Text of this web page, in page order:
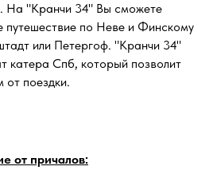
На "Кранчи 34" Вы сможете
путешествие по Неве и Финскому
или Петергоф. "Кранчи 34"
катера Спб, который позволит
от поездки.
от причалов: